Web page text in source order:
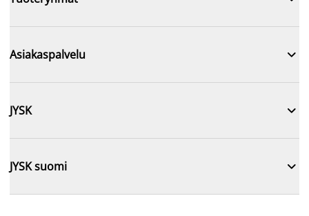
Asiakaspalvelu 
JYSK 
JYSK suomi 